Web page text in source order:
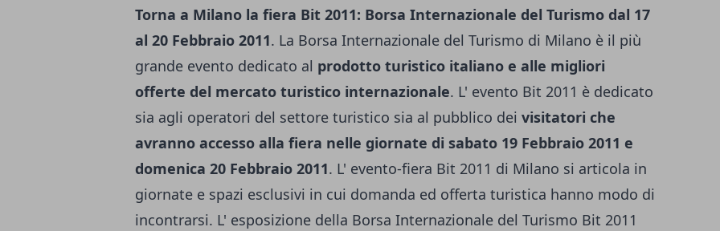
Torna a Milano la fiera Bit 2011: Borsa Internazionale del Turismo dal 17
al 20 Febbraio 2011. La Borsa Internazionale del Turismo di Milano è il più
grande evento dedicato al prodotto turistico italiano e alle migliori
offerte del mercato turistico internazionale. L' evento Bit 2011 è dedicato
sia agli operatori del settore turistico sia al pubblico dei visitatori che
avranno accesso alla fiera nelle giornate di sabato 19 Febbraio 2011 e
domenica 20 Febbraio 2011. L' evento-fiera Bit 2011 di Milano si articola in
giornate e spazi esclusivi in cui domanda ed offerta turistica hanno modo di
incontrarsi. L' esposizione della Borsa Internazionale del Turismo Bit 2011